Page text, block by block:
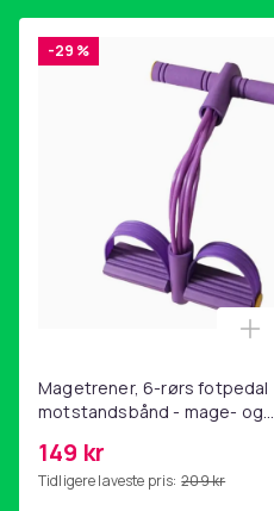
-29 %
Magetrener, 6-rørs fotpedal
motstandsbånd - mage- og
hjemmegymnastikk Purple
149 kr
Tidligere laveste pris: 209 kr